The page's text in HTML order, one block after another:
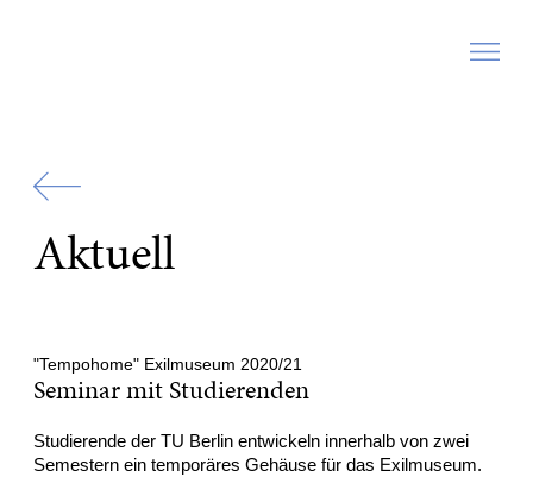
Aktuell
"Tempohome" Exilmuseum 2020/21
Seminar mit Studierenden
Studierende der TU Berlin entwickeln innerhalb von zwei
Semestern ein temporäres Gehäuse für das Exilmuseum.